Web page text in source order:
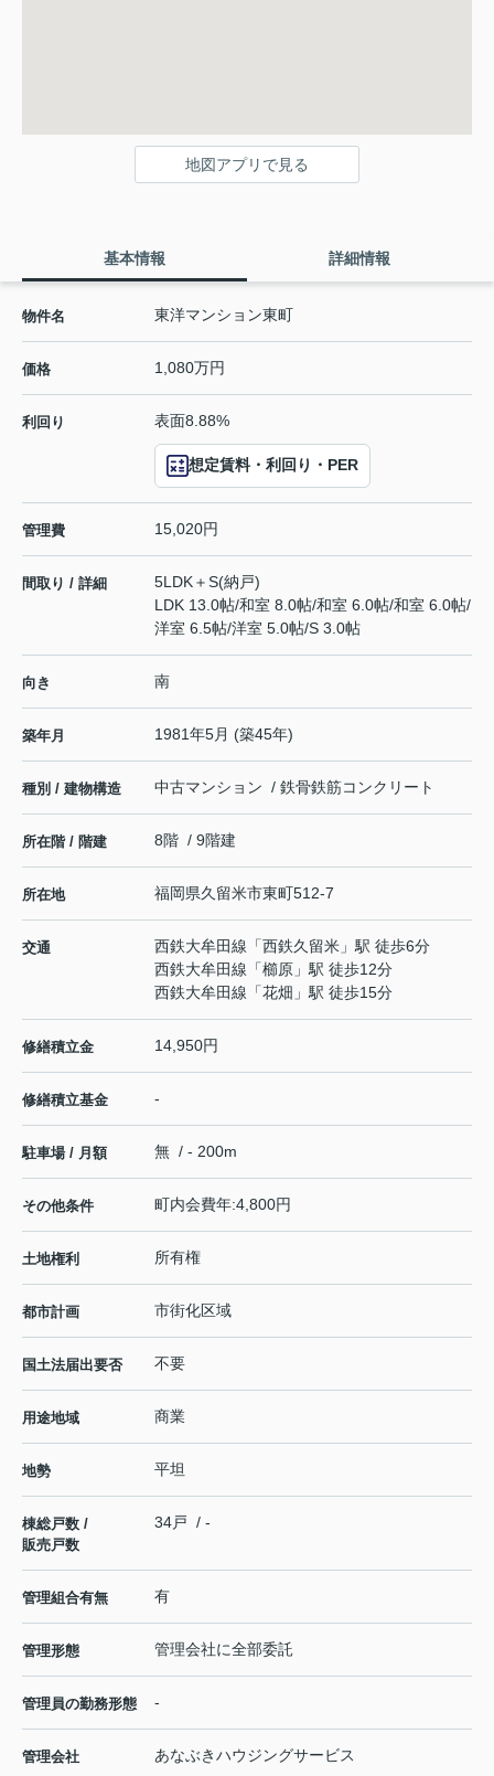
地図アプリで見る
基本情報 詳細情報
物件名 東洋マンション東町
価格 1,080万円
利回り 表面8.88%
想定賃料・利回り・PER
管理費 15,020円
間取り / 詳細
5LDK＋S(納戸)
LDK 13.0帖/和室 8.0帖/和室 6.0帖/和室 6.0帖/
洋室 6.5帖/洋室 5.0帖/S 3.0帖
向き 南
築年月 1981年5月 (築45年)
種別 / 建物構造 中古マンション / 鉄骨鉄筋コンクリート
所在階 / 階建 8階 / 9階建
所在地 福岡県久留米市東町512-7
交通 西鉄大牟田線 「西鉄久留米 」駅 徒歩6分
西鉄大牟田線 「櫛原 」駅 徒歩12分
西鉄大牟田線 「花畑 」駅 徒歩15分
修繕積立金 14,950円
修繕積立基金 -
駐車場 / 月額 無 / - 200m
その他条件 町内会費年:4,800円
土地権利 所有権
都市計画 市街化区域
国土法届出要否 不要
用途地域 商業
地勢 平坦
棟総戸数 /
販売戸数
34戸 / -
管理組合有無 有
管理形態 管理会社に全部委託
管理員の勤務形態 -
管理会社 あなぶきハウジングサービス